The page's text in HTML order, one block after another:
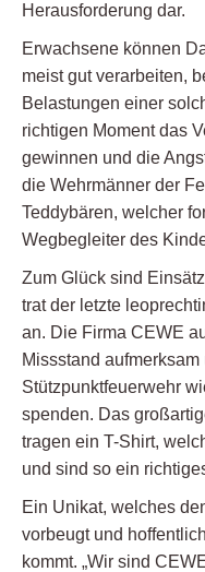
Herausforderung dar.
Erwachsene können
meist gut verarbeiten,
Belastungen einer
richtigen Moment das
gewinnen und die
die Wehrmänner der
Teddybären, welcher
Wegbegleiter des
Zum Glück sind
trat der letzte
an. Die Firma CEWE
Missstand
Stützpunktfeuerwehr
spenden. Das
tragen ein T-Shirt,
und sind so ein
Ein Unikat, welches
vorbeugt und
kommt. „Wir sind